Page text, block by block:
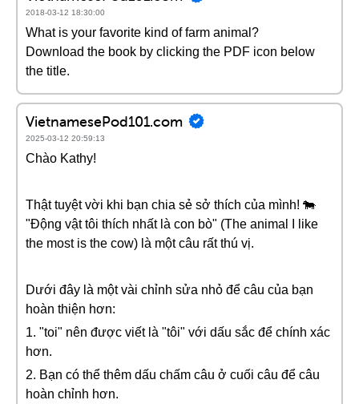
2018-03-12 18:30:00
What is your favorite kind of farm animal?
Download the book by clicking the PDF icon below
the title.
VietnamesePod101.com
2025-03-12 20:59:13
Chào Kathy!
Thật tuyệt vời khi bạn chia sẻ sở thích của mình! 🐄
"Động vật tôi thích nhất là con bò" (The animal I like
the most is the cow) là một câu rất thú vị.
Dưới đây là một vài chỉnh sửa nhỏ để câu của bạn
hoàn thiện hơn:
1. "toi" nên được viết là "tôi" với dấu sắc để chính xác
hơn.
2. Bạn có thể thêm dấu chấm câu ở cuối câu để câu
hoàn chỉnh hơn.